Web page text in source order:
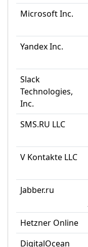
Microsoft Inc.
Yandex Inc.
Slack
Technologies,
Inc.
SMS.RU LLC
V Kontakte LLC
Jabber.ru
Hetzner Online
DigitalOcean